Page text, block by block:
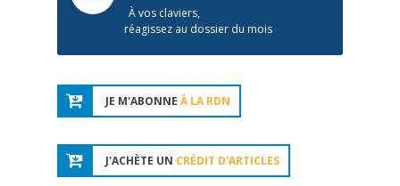
À vos claviers,
réagissez au dossier du mois
JE M'ABONNE À LA RDN
J'ACHÈTE UN CRÉDIT D'ARTICLES